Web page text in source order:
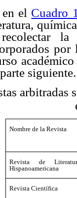
el Cuadro
la
siguiente.
arbitradas
Nombre de la Revista
Revista de
Hispanoamericana
Revista Científica